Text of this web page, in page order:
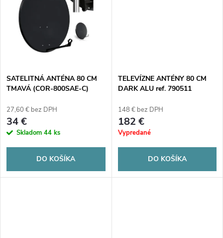
o
v
v
SATELITNÁ ANTÉNA 80 CM
TMAVÁ (COR-800SAE-C)
27,60 € bez DPH
34 €
Skladom 44 ks
DO KOŠÍKA
TELEVÍZNE ANTÉNY 80 CM
DARK ALU ref. 790511
148 € bez DPH
182 €
Vypredané
DO KOŠÍKA